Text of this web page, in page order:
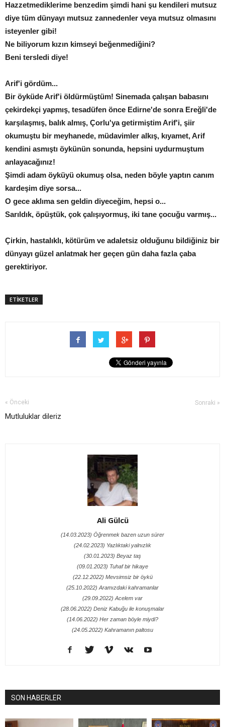
Hazzetmediklerime benzedim şimdi hani şu kendileri mutsuz
diye tüm dünyayı mutsuz zannedenler veya mutsuz olmasını
isteyenler gibi!
Ne biliyorum kızın kimseyi beğenmediğini?
Beni tersledi diye!
Arif'i gördüm...
Bir öyküde Arif'i öldürmüştüm! Sinemada çalışan babasını
çekirdekçi yapmış, tesadüfen önce Edirne'de sonra Ereğli'de
karşılaşmış, balık almış, Çorlu'ya getirmiştim Arif'i, şiir
okumuştu bir meyhanede, müdavimler alkış, kıyamet, Arif
kendini asmıştı öykünün sonunda, hepsini uydurmuştum
anlayacağınız!
Şimdi adam öyküyü okumuş olsa, neden böyle yaptın canım
kardeşim diye sorsa...
O gece aklıma sen geldin diyeceğim, hepsi o...
Sarıldık, öpüştük, çok çalışıyormuş, iki tane çocuğu varmış...
Çirkin, hastalıklı, kötürüm ve adaletsiz olduğunu bildiğiniz bir
dünyayı güzel anlatmak her geçen gün daha fazla çaba
gerektiriyor.
ETİKETLER
« Önceki
Mutluluklar dileriz
Sonraki »
Ali Gülcü
(14.03.2023) Öğrenmek bazen uzun sürer
(24.02.2023) Yazlıktaki yalnızlık
(30.01.2023) Beyaz taş
(09.01.2023) Tuhaf bir hikaye
(22.12.2022) Mevsimsiz bir öykü
(25.10.2022) Aramızdaki kahramanlar
(29.09.2022) Acelem var
(28.06.2022) Deniz Kabuğu ile konuşmalar
(14.06.2022) Her zaman böyle miydi?
(24.05.2022) Kahramanın paltosu
SON HABERLER